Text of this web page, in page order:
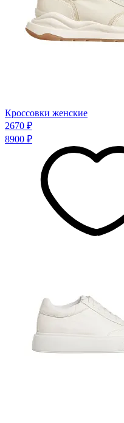
Кроссовки женские
2670 ₽
8900 ₽